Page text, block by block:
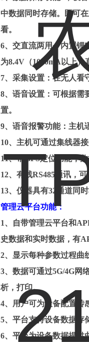
中数据同时存储。既可
看。
6、交直流两用，内置锂
为8.4V （1000mA 以上）
7、采集设置：在无人看
8、语音设置：可根据需
置。
9、语音报警功能：主机
10、主机可通过集线器
11、带 GPS定位功能，
12、有线RS485 通讯，
13、仪器具有32
通道同
管理云平台功能：
1、自带管理云平台和
史数据和实时数据，有
2、显示每种参数过程曲
3、数据可通过5G/4G网
析，打印。
4、用户可为设备配置传
5、平台支持设备数据存
6、平台为设备数据提供